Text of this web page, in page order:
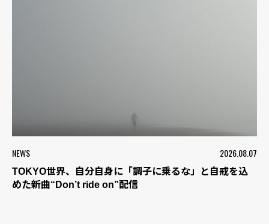
NEWS 2026.08.07
TOKYO世界、自分自身に「調子に乗るな」と自戒を込
めた新曲“Don’t ride on”配信